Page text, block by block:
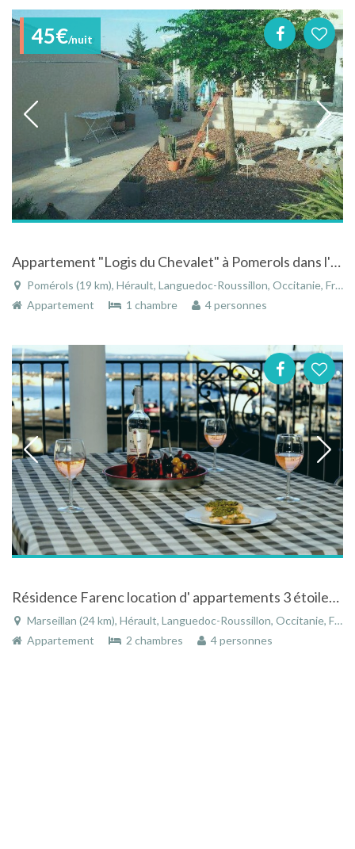
45€/nuit
Appartement "Logis du Chevalet" à Pomerols dans l'Hérault - Languedoc-Roussillon
Pomérols (19 km), Hérault, Languedoc-Roussillon, Occitanie, France
Appartement
1 chambre 4 personnes
Résidence Farenc location d' appartements 3 étoiles Appartement 108 4 personnes
Marseillan (24 km), Hérault, Languedoc-Roussillon, Occitanie, France
Appartement
2 chambres 4 personnes